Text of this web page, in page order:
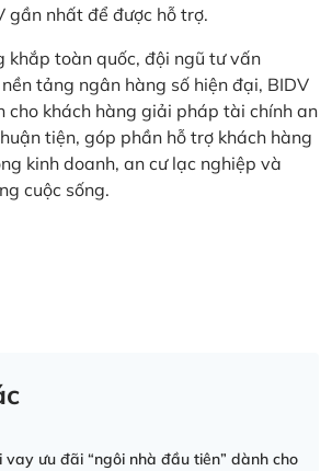
gần nhất để được hỗ trợ.
khắp toàn quốc, đội ngũ tư vấn
tảng ngân hàng số hiện đại, BIDV
cho khách hàng giải pháp tài chính an
tiện, góp phần hỗ trợ khách hàng
kinh doanh, an cư lạc nghiệp và
cuộc sống.
vay ưu đãi “ngôi nhà đầu tiên” dành cho